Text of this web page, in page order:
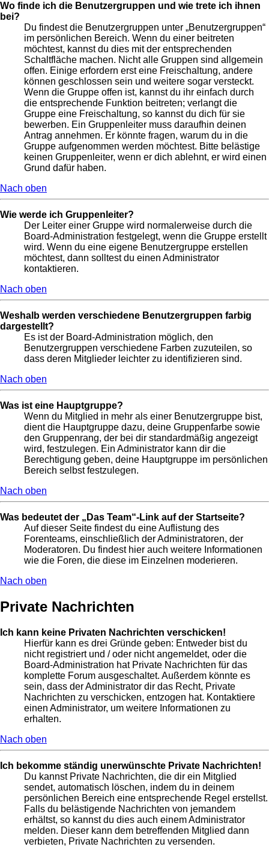
Wo finde ich die Benutzergruppen und wie trete ich ihnen
bei?
Du findest die Benutzergruppen unter „Benutzergruppen“
im persönlichen Bereich. Wenn du einer beitreten
möchtest, kannst du dies mit der entsprechenden
Schaltfläche machen. Nicht alle Gruppen sind allgemein
offen. Einige erfordern erst eine Freischaltung, andere
können geschlossen sein und weitere sogar versteckt.
Wenn die Gruppe offen ist, kannst du ihr einfach durch
die entsprechende Funktion beitreten; verlangt die
Gruppe eine Freischaltung, so kannst du dich für sie
bewerben. Ein Gruppenleiter muss daraufhin deinen
Antrag annehmen. Er könnte fragen, warum du in die
Gruppe aufgenommen werden möchtest. Bitte belästige
keinen Gruppenleiter, wenn er dich ablehnt, er wird einen
Grund dafür haben.
Nach oben
Wie werde ich Gruppenleiter?
Der Leiter einer Gruppe wird normalerweise durch die
Board-Administration festgelegt, wenn die Gruppe erstellt
wird. Wenn du eine eigene Benutzergruppe erstellen
möchtest, dann solltest du einen Administrator
kontaktieren.
Nach oben
Weshalb werden verschiedene Benutzergruppen farbig
dargestellt?
Es ist der Board-Administration möglich, den
Benutzergruppen verschiedene Farben zuzuteilen, so
dass deren Mitglieder leichter zu identifizieren sind.
Nach oben
Was ist eine Hauptgruppe?
Wenn du Mitglied in mehr als einer Benutzergruppe bist,
dient die Hauptgruppe dazu, deine Gruppenfarbe sowie
den Gruppenrang, der bei dir standardmäßig angezeigt
wird, festzulegen. Ein Administrator kann dir die
Berechtigung geben, deine Hauptgruppe im persönlichen
Bereich selbst festzulegen.
Nach oben
Was bedeutet der „Das Team“-Link auf der Startseite?
Auf dieser Seite findest du eine Auflistung des
Forenteams, einschließlich der Administratoren, der
Moderatoren. Du findest hier auch weitere Informationen
wie die Foren, die diese im Einzelnen moderieren.
Nach oben
Private Nachrichten
Ich kann keine Privaten Nachrichten verschicken!
Hierfür kann es drei Gründe geben: Entweder bist du
nicht registriert und / oder nicht angemeldet, oder die
Board-Administration hat Private Nachrichten für das
komplette Forum ausgeschaltet. Außerdem könnte es
sein, dass der Administrator dir das Recht, Private
Nachrichten zu verschicken, entzogen hat. Kontaktiere
einen Administrator, um weitere Informationen zu
erhalten.
Nach oben
Ich bekomme ständig unerwünschte Private Nachrichten!
Du kannst Private Nachrichten, die dir ein Mitglied
sendet, automatisch löschen, indem du in deinem
persönlichen Bereich eine entsprechende Regel erstellst.
Falls du belästigende Nachrichten von jemandem
erhältst, so kannst du dies auch einem Administrator
melden. Dieser kann dem betreffenden Mitglied dann
verbieten, Private Nachrichten zu versenden.